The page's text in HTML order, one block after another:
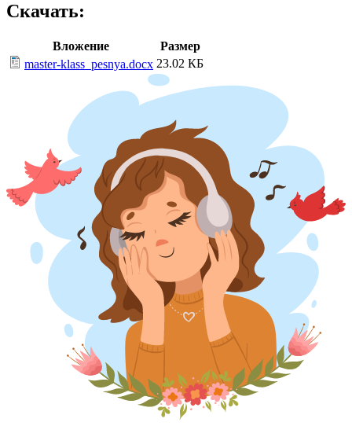
Скачать:
Вложение
Размер
master-klass_pesnya.docx 23.02 КБ